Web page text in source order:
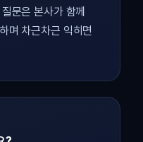
문은 본사가 함께
며 차근차근 익히면